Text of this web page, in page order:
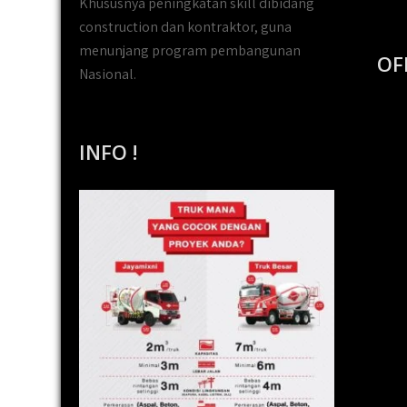
construction dan kontraktor, guna
menunjang program pembangunan
Nasional.
INFO !